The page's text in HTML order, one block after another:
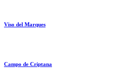
Viso del Marques
Campo de Criptana